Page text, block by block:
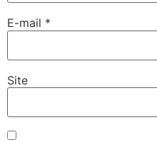
E-mail *
Site